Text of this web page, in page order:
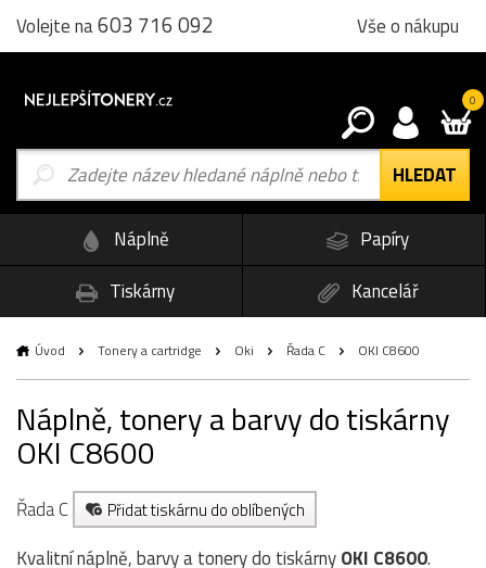
Volejte na603 716 092 Vše o nákupu
0
Náplně
Papíry
Tiskárny
Kancelář
Úvod Tonery a cartridge Oki Řada C OKI C8600
Náplně, tonery a barvy do tiskárny
OKI C8600
Řada C Přidat tiskárnu do oblíbených
Kvalitní náplně, barvy a tonery do tiskárnyOKI C8600.